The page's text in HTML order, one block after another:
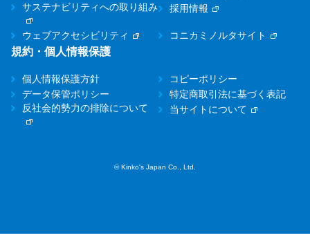
サステナビリティへの取り組み
採用情報
ウェブアクセシビリティ コニカミノルタサイト
規約・個人情報保護
個人情報保護方針
コピーポリシー
データ保管ポリシー
特定商取引法に基づく表記
反社会的勢力の排除について
当サイトについて
© Kinko's Japan Co., Ltd.